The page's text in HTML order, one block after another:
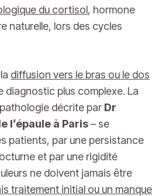
du cortisol, hormone
naturelle, lors des cycles
diffusion vers le bras ou le dos
diagnostic plus complexe. La
décrite par Dr
l’épaule à Paris– se
patients, par une persistance
et par une rigidité
ne doivent jamais être
traitement initial ou un manque